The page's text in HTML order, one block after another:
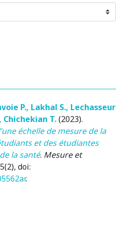
P., Lakhal S., Lechasseur
, Chichekian T.(2023).
échelle de mesure de la
et des étudiantes
la santé. Mesure et
doi:
.